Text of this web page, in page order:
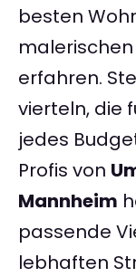
besten
erfahren.
vierteln, die
jedes
Profis von
Mannheim
passende
lebhaften